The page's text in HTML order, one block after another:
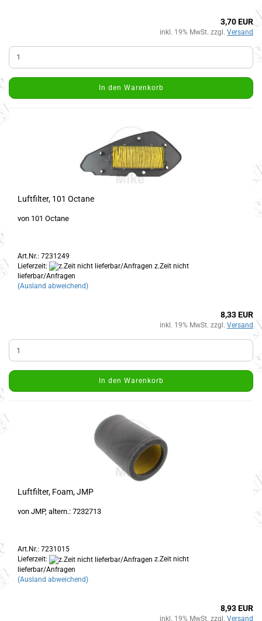
3,70 EUR
inkl. 19% MwSt. zzgl. Versand
In den Warenkorb
Luftfilter, 101 Octane
von 101 Octane
Art.Nr.: 7231249
Lieferzeit:
z.Zeit nicht
lieferbar/Anfragen
(Ausland abweichend)
8,33 EUR
inkl. 19% MwSt. zzgl. Versand
In den Warenkorb
Luftfilter, Foam, JMP
von JMP, altern.: 7232713
Art.Nr.: 7231015
Lieferzeit:
z.Zeit nicht
lieferbar/Anfragen
(Ausland abweichend)
8,93 EUR
inkl. 19% MwSt. zzgl. Versand